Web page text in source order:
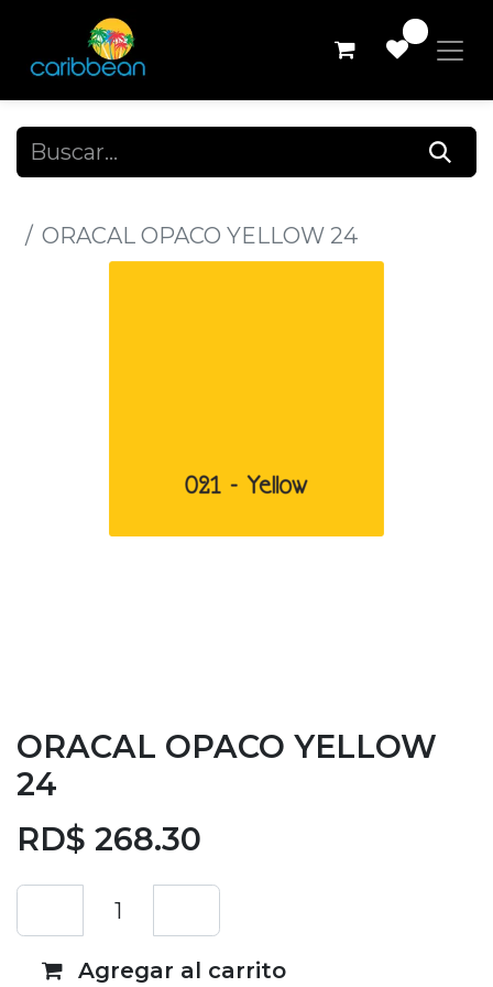
ORACAL OPACO YELLOW 24
ORACAL OPACO YELLOW
24
RD$ 268.30
Agregar al carrito